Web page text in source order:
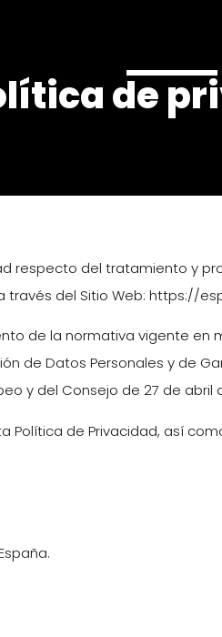
de
respecto del tratamiento y
del Sitio Web: https://
de la normativa vigente
de Datos Personales y de
y del Consejo de 27 de
de Privacidad, así